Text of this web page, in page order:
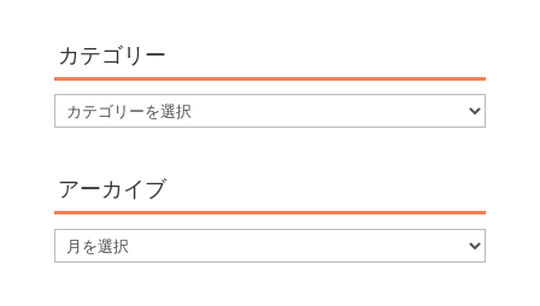
カテゴリー
カ
テ
リ
ー
アーカイブ
ア
ー